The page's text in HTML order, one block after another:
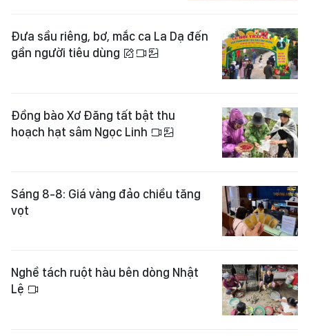
Đưa sầu riêng, bơ, mắc ca La Dạ đến
gần người tiêu dùng
Đồng bào Xơ Đăng tất bật thu
hoạch hạt sâm Ngọc Linh
Sáng 8-8: Giá vàng đảo chiều tăng
vọt
Nghề tách ruột hàu bên dòng Nhật
Lệ